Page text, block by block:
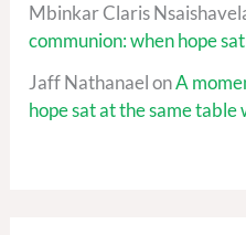
Mbinkar Claris
communion: when hope
Jaff NathanaelonA
hope sat at the same table